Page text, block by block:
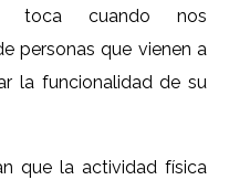
toca cuando nos
personas que vienen a
la funcionalidad de su
que la actividad física